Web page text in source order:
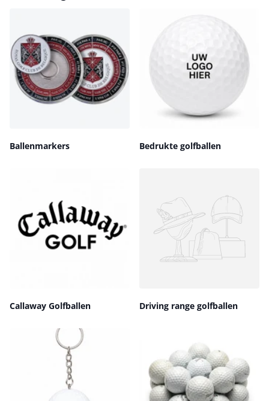
Ballenmarkers Bedrukte golfballen
Callaway Golfballen Driving range golfballen